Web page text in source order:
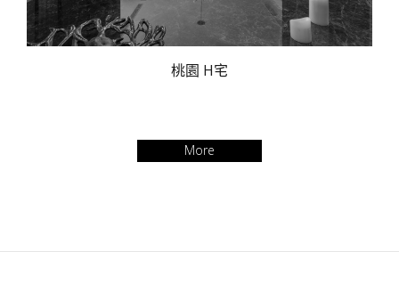
桃園 H宅
More